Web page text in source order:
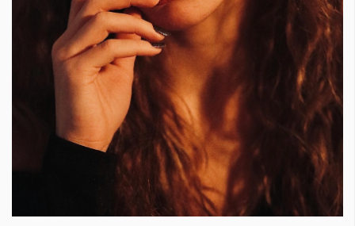
Wellness
СЛЕДВАЙТЕ НИ
Instagram Twitter
Pinterest
YouTube
Spotify Soundcloud
Ако нашият сайт ви харесва, можете да се абонирате за
седмичния ни нюзлетър тук: